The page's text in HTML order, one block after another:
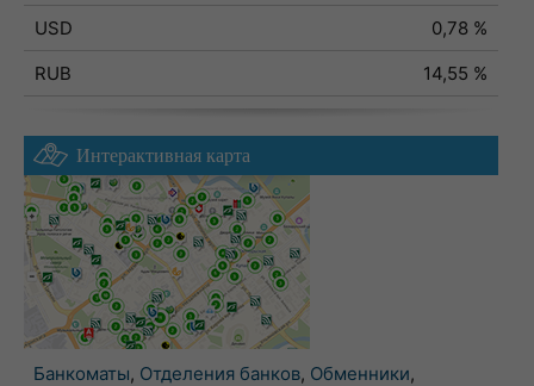
USD
0,78 %
RUB
14,55 %
Интерактивная карта
Банкоматы, Отделения банков, Обменники,